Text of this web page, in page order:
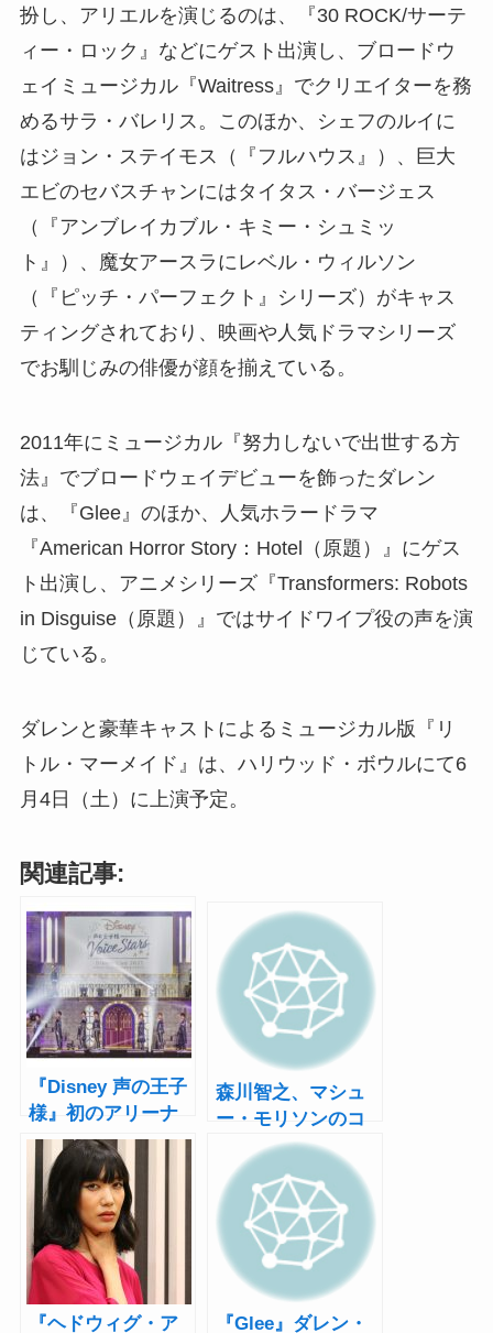
扮し、アリエルを演じるのは、『30 ROCK/サーテ
ィー・ロック』などにゲスト出演し、ブロードウ
ェイミュージカル『Waitress』でクリエイターを務
めるサラ・バレリス。このほか、シェフのルイに
はジョン・ステイモス（『フルハウス』）、巨大
エビのセバスチャンにはタイタス・バージェス
（『アンブレイカブル・キミー・シュミッ
ト』）、魔女アースラにレベル・ウィルソン
（『ピッチ・パーフェクト』シリーズ）がキャス
ティングされており、映画や人気ドラマシリーズ
でお馴じみの俳優が顔を揃えている。
2011年にミュージカル『努力しないで出世する方
法』でブロードウェイデビューを飾ったダレン
は、『Glee』のほか、人気ホラードラマ
『American Horror Story：Hotel（原題）』にゲス
ト出演し、アニメシリーズ『Transformers: Robots
in Disguise（原題）』ではサイドワイプ役の声を演
じている。
ダレンと豪華キャストによるミュージカル版『リ
トル・マーメイド』は、ハリウッド・ボウルにて6
月4日（土）に上演予定。
関連記事:
『Disney 声の王子
様』初のアリーナ
ツアー開幕！島﨑
信長、植田圭輔、
太田基裕らがライ
ブ初披露楽曲で神
戸を盛り上げる
森川智之、マシュ
ー・モリソンのコ
ンサートは「120%
楽しめる」
『ヘドウィグ・ア 『Glee』ダレン・